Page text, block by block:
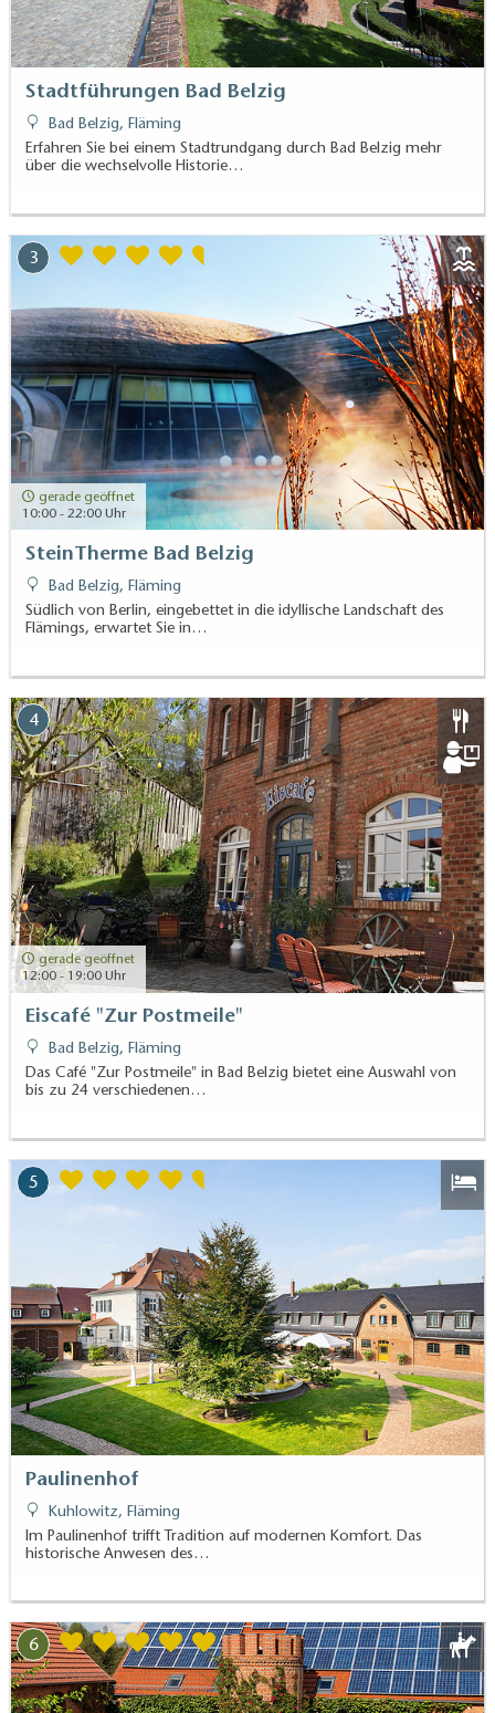
Stadtführungen Bad Belzig
Bad Belzig, Fläming
Erfahren Sie bei einem Stadtrundgang durch Bad Belzig mehr
über die wechselvolle Historie…
3
gerade geöffnet
10:00 - 22:00 Uhr
SteinTherme Bad Belzig
Bad Belzig, Fläming
Südlich von Berlin, eingebettet in die idyllische Landschaft des
Flämings, erwartet Sie in…
4
gerade geöffnet
12:00 - 19:00 Uhr
Eiscafé "Zur Postmeile"
Bad Belzig, Fläming
Das Café "Zur Postmeile" in Bad Belzig bietet eine Auswahl von
bis zu 24 verschiedenen…
5
Paulinenhof
Kuhlowitz, Fläming
Im Paulinenhof trifft Tradition auf modernen Komfort. Das
historische Anwesen des…
6